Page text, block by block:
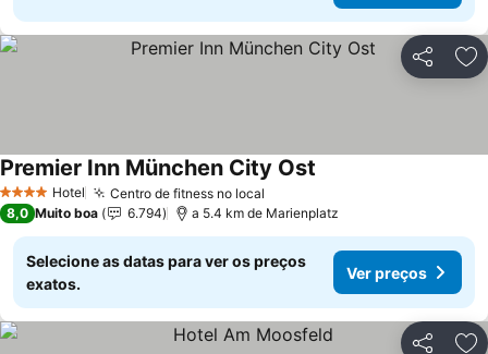
Partilhar
4 EstrelasHotel Centro de fitness no local
Premier Inn München City Ost
8,0 Muito boa 6.794 a 5.4 km de Marienplatz
Selecione as datas para ver os preços
exatos.
Ver preços